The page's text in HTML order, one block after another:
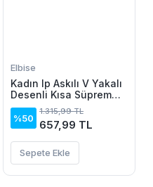
Elbise
Kadın Ip Askılı V Yakalı
Desenli Kısa Süprem
Elbise
%50
1.315,99 TL
657,99 TL
Sepete Ekle